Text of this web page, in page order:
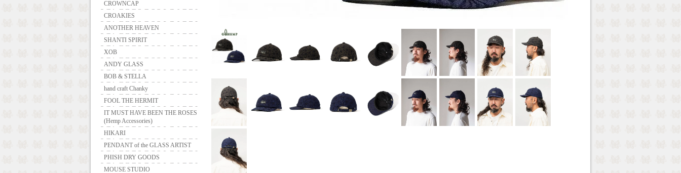
CROWNCAP
CROAKIES
ANOTHER HEAVEN
SHANTI SPIRIT
XOB
ANDY GLASS
BOB & STELLA
hand craft Chanky
FOOL THE HERMIT
IT MUST HAVE BEEN THE ROSES
(Hemp Accessories)
HIKARI
PENDANT of the GLASS ARTIST
PHISH DRY GOODS
MOUSE STUDIO